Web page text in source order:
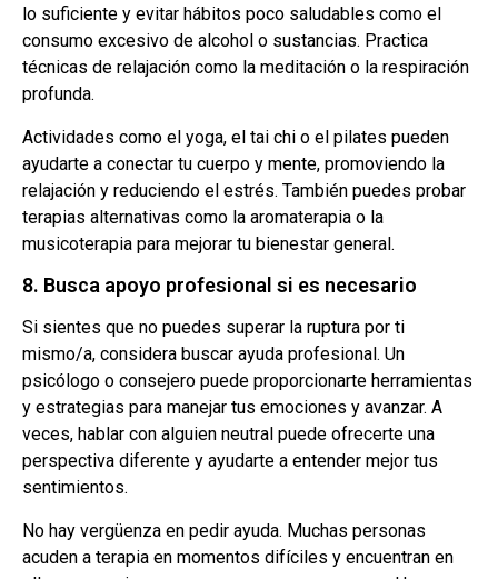
lo suficiente y evitar hábitos poco saludables como el
consumo excesivo de alcohol o sustancias. Practica
técnicas de relajación como la meditación o la respiración
profunda.
Actividades como el yoga, el tai chi o el pilates pueden
ayudarte a conectar tu cuerpo y mente, promoviendo la
relajación y reduciendo el estrés. También puedes probar
terapias alternativas como la aromaterapia o la
musicoterapia para mejorar tu bienestar general.
8. Busca apoyo profesional si es necesario
Si sientes que no puedes superar la ruptura por ti
mismo/a, considera buscar ayuda profesional. Un
psicólogo o consejero puede proporcionarte herramientas
y estrategias para manejar tus emociones y avanzar. A
veces, hablar con alguien neutral puede ofrecerte una
perspectiva diferente y ayudarte a entender mejor tus
sentimientos.
No hay vergüenza en pedir ayuda. Muchas personas
acuden a terapia en momentos difíciles y encuentran en